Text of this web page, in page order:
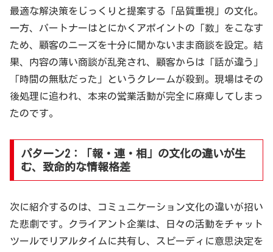
最適な解決策をじっくりと提案する「品質重視」の文化。
一方、パートナーはとにかくアポイントの「数」をこなす
ため、顧客のニーズを十分に聞かないまま商談を設定。結
果、内容の薄い商談が乱発され、顧客からは「話が違う」
「時間の無駄だった」というクレームが殺到。現場はその
後処理に追われ、本来の営業活動が完全に麻痺してしまっ
たのです。
パターン2：「報・連・相」の文化の違いが生
む、致命的な情報格差
次に紹介するのは、コミュニケーション文化の違いが招い
た悲劇です。クライアント企業は、日々の活動をチャット
ツールでリアルタイムに共有し、スピーディに意思決定を